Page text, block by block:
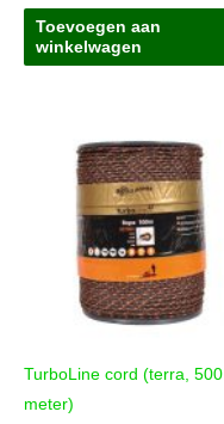
Toevoegen aan
winkelwagen
TurboLine cord (terra, 500
meter)